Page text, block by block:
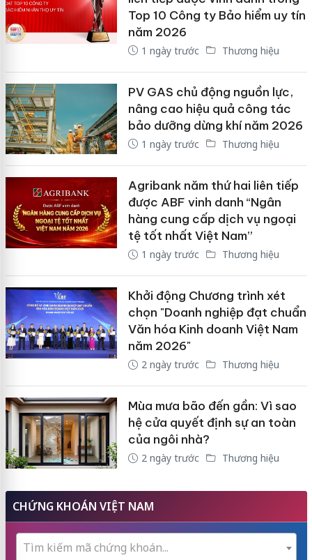
Top 10 Công ty Bảo hiểm uy tín
năm 2026
1 ngày trước Thương hiệu
PV GAS chủ động nguồn lực,
nâng cao hiệu quả công tác
bảo dưỡng dừng khí năm 2026
1 ngày trước Thương hiệu
Agribank năm thứ hai liên tiếp
được ABF vinh danh “Ngân
hàng cung cấp dịch vụ ngoại
tệ tốt nhất Việt Nam”
1 ngày trước Thương hiệu
Khởi động Chương trình xét
chọn "Doanh nghiệp đạt chuẩn
Văn hóa Kinh doanh Việt Nam
năm 2026"
2 ngày trước Thương hiệu
Mùa mưa bão đến gần: Vì sao
hệ cửa quyết định sự an toàn
của ngôi nhà?
2 ngày trước Thương hiệu
CHỨNG KHOÁN VIỆT NAM
Tìm kiếm mã chứng khoán...